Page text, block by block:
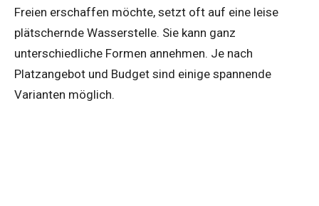
Freien erschaffen möchte, setzt oft auf eine leise
plätschernde Wasserstelle. Sie kann ganz
unterschiedliche Formen annehmen. Je nach
Platzangebot und Budget sind einige spannende
Varianten möglich.